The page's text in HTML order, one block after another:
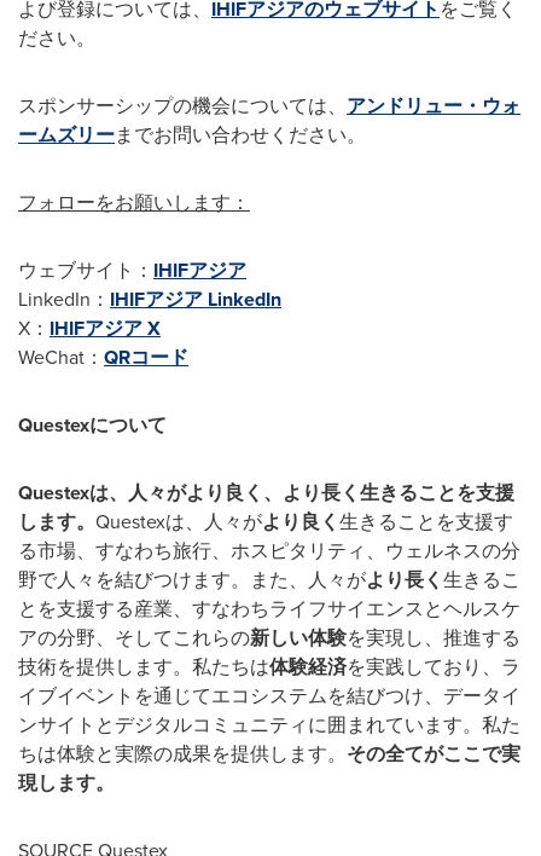
よび登録については、 IHIFアジアのウェブサイト をご覧く
ださい。
スポンサーシップの機会については、 アンドリュー・ウォ
ームズリーまでお問い合わせください。
フォローをお願いします：
ウェブサイト： IHIFアジア
LinkedIn： IHIFアジア LinkedIn
X： IHIFアジア X
WeChat： QRコード
Questexについて
Questexは、人々がより良く、より長く生きることを支援
します。 Questexは、人々がより良く 生きることを支援す
る市場、すなわち旅行、ホスピタリティ、ウェルネスの分
野で人々を結びつけます。また、人々がより長く 生きるこ
とを支援する産業、すなわちライフサイエンスとヘルスケ
アの分野、そしてこれらの新しい体験を実現し、推進する
技術を提供します。私たちは体験経済を実践しており、ラ
イブイベントを通じてエコシステムを結びつけ、データイ
ンサイトとデジタルコミュニティに囲まれています。私た
ちは体験と実際の成果を提供します。 その全てがここで実
現します。